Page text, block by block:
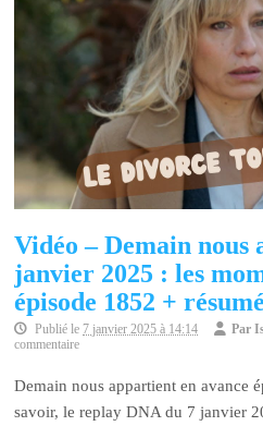
Vidéo – Demain nous
janvier 2025 : les
épisode 1852 +
Publié le 7 janvier 2025 à 14:14 Par
commentaire
Demain nous appartient en avance
savoir, le replay DNA du 7 janvier